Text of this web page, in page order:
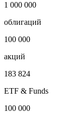
1 000 000
облигаций
100 000
акций
183 824
ETF & Funds
100 000